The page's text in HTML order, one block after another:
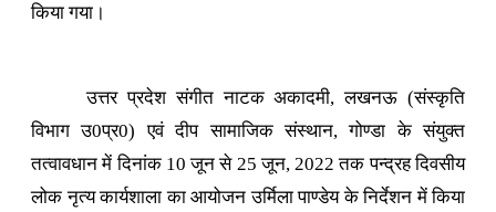
किया गया।
उत्तर प्रदेश संगीत नाटक अकादमी, लखनऊ (संस्कृति
विभाग उ0प्र0) एवं दीप सामाजिक संस्थान, गोण्डा के संयुक्त
तत्वावधान में दिनांक 10 जून से 25 जून, 2022 तक पन्द्रह दिवसीय
लोक नृत्य कार्यशाला का आयोजन उर्मिला पाण्डेय के निर्देशन में किया